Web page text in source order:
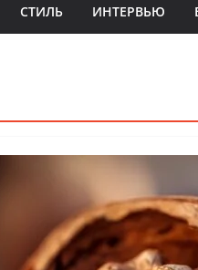
СТИЛЬ ИНТЕРВЬЮ